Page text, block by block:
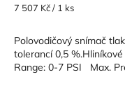
Měrná
7 507 Kč / 1 ks
Polovodičový snímač
tolerancí 0,5
Range: 0-7 PSI Max.